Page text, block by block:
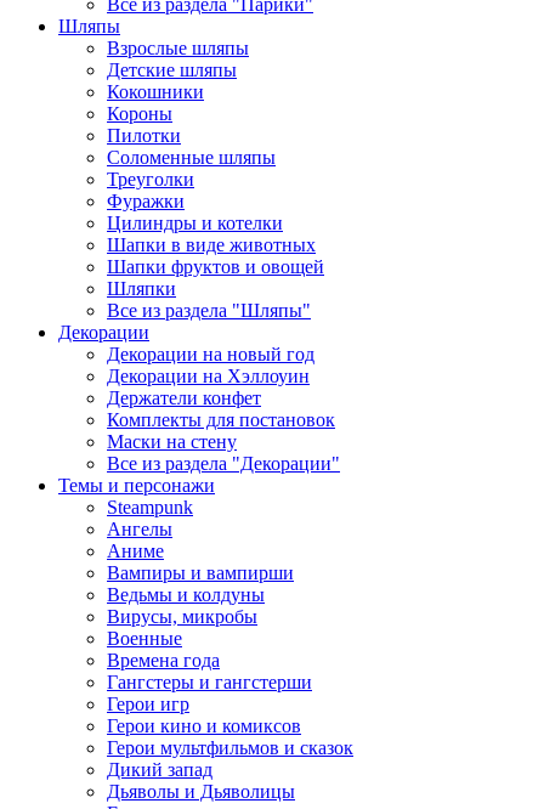
Все из раздела "Парики"
Шляпы
Взрослые шляпы
Детские шляпы
Кокошники
Короны
Пилотки
Соломенные шляпы
Треуголки
Фуражки
Цилиндры и котелки
Шапки в виде животных
Шапки фруктов и овощей
Шляпки
Все из раздела "Шляпы"
Декорации
Декорации на новый год
Декорации на Хэллоуин
Держатели конфет
Комплекты для постановок
Маски на стену
Все из раздела "Декорации"
Темы и персонажи
Steampunk
Ангелы
Аниме
Вампиры и вампирши
Ведьмы и колдуны
Вирусы, микробы
Военные
Времена года
Гангстеры и гангстерши
Герои игр
Герои кино и комиксов
Герои мультфильмов и сказок
Дикий запад
Дьяволы и Дьяволицы